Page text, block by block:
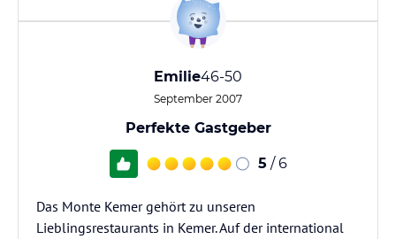
Emilie46-50
September 2007
Perfekte Gastgeber
5 / 6
Das Monte Kemer gehört zu unseren
Lieblingsrestaurants in Kemer. Auf der international